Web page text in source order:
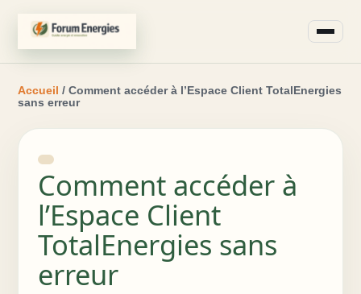
Accueil / Comment accéder à l’Espace Client TotalEnergies
sans erreur
Comment accéder à
l’Espace Client
TotalEnergies sans
erreur